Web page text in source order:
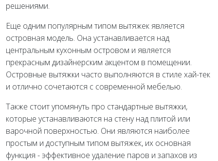
решениями.
Еще одним популярным типом вытяжек является
островная модель. Она устанавливается над
центральным кухонным островом и является
прекрасным дизайнерским акцентом в помещении.
Островные вытяжки часто выполняются в стиле хай-тек
и отлично сочетаются с современной мебелью.
Также стоит упомянуть про стандартные вытяжки,
которые устанавливаются на стену над плитой или
варочной поверхностью. Они являются наиболее
простым и доступным типом вытяжек, их основная
функция - эффективное удаление паров и запахов из